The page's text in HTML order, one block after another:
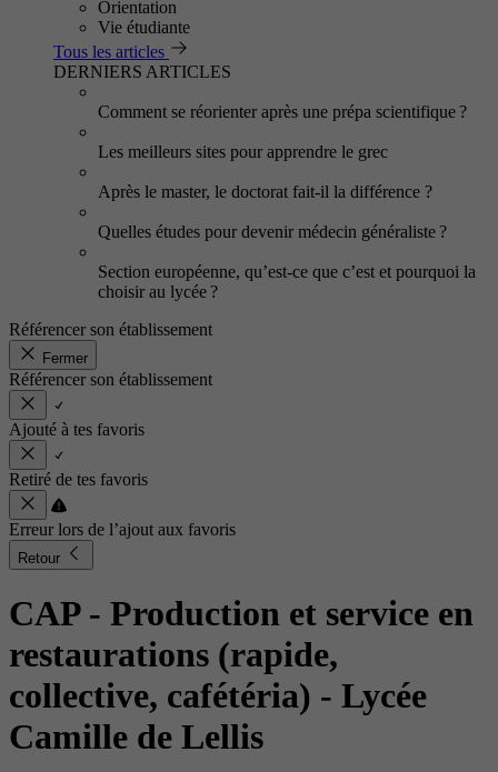
Orientation
Vie étudiante
Tous les articles
DERNIERS ARTICLES
Comment se réorienter après une prépa scientifique ?
Les meilleurs sites pour apprendre le grec
Après le master, le doctorat fait-il la différence ?
Quelles études pour devenir médecin généraliste ?
Section européenne, qu’est-ce que c’est et pourquoi la
choisir au lycée ?
Référencer son établissement
Fermer
Référencer son établissement
Ajouté à tes favoris
Retiré de tes favoris
Erreur lors de l’ajout aux favoris
Retour
CAP - Production et service en
restaurations (rapide,
collective, cafétéria) - Lycée
Camille de Lellis